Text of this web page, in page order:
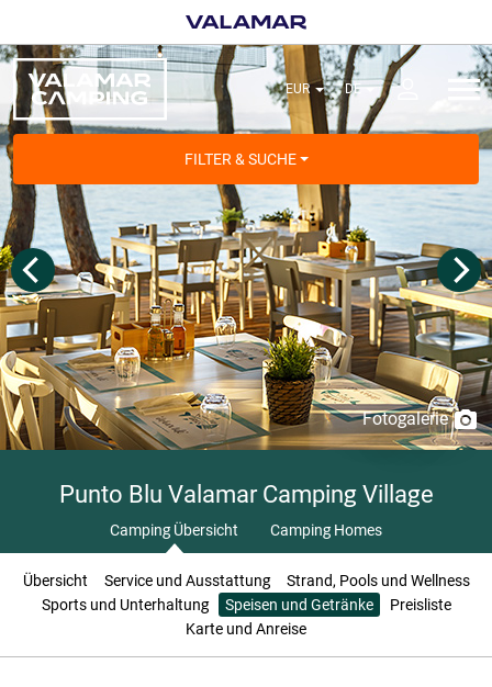
FILTER & SUCHE
Fotogalerie
Punto Blu Valamar Camping Village
Camping Übersicht Camping Homes
Übersicht Service und Ausstattung
Strand, Pools und Wellness
Sports und Unterhaltung
Speisen und Getränke
Preisliste
Karte und Anreise